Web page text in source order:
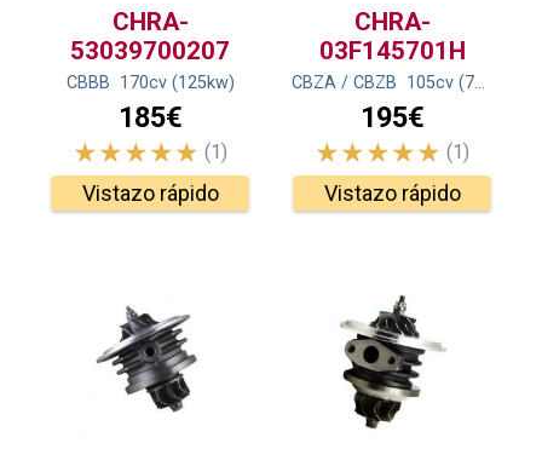
CHRA-
53039700207
CBBB 170cv (125kw)
185€
(1)
Vistazo rápido
CHRA-
03F145701H
CBZA / CBZB 105cv (77
195€
(1)
Vistazo rápido